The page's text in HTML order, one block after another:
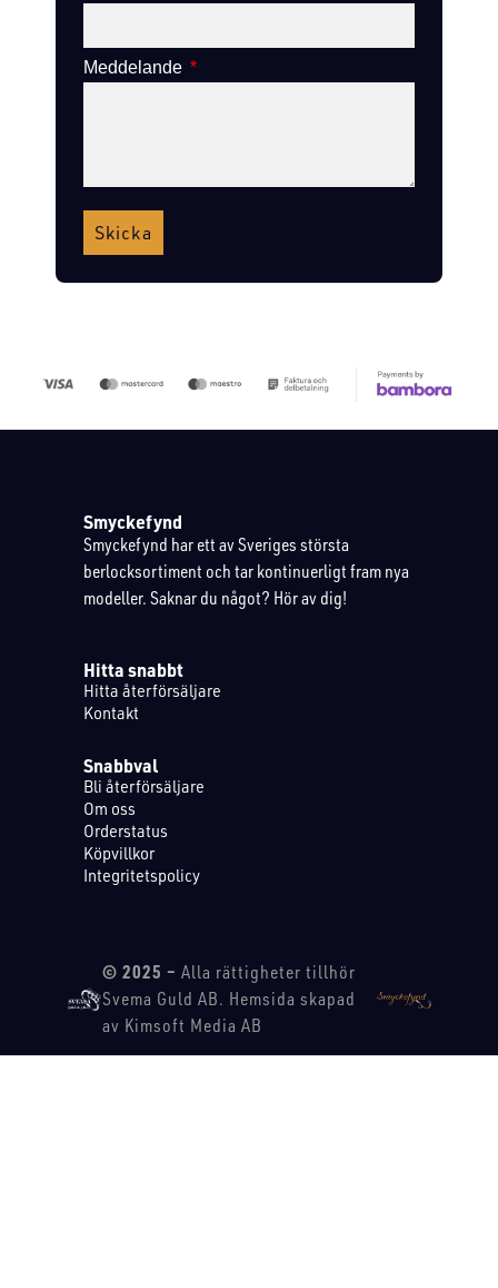
Meddelande
Skicka
Smyckefynd
Smyckefynd har ett av Sveriges största
berlocksortiment och tar kontinuerligt fram nya
modeller. Saknar du något? Hör av dig!
Hitta snabbt
Hitta återförsäljare
Kontakt
Snabbval
Bli återförsäljare
Om oss
Orderstatus
Köpvillkor
Integritetspolicy
© 2025 – Alla rättigheter tillhör
Svema Guld AB. Hemsida skapad
av Kimsoft Media AB